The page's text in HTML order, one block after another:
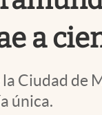
a
Ciudad
única.